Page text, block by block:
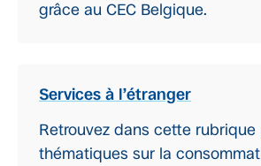
grâce au CEC Belgique.
Services à l’étranger
Retrouvez dans cette rubrique
thématiques sur la